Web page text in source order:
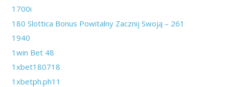
1700i
180 Slottica Bonus Powitalny Zacznij Swoją – 261
1940
1win Bet 48
1xbet180718
1xbetph.ph11